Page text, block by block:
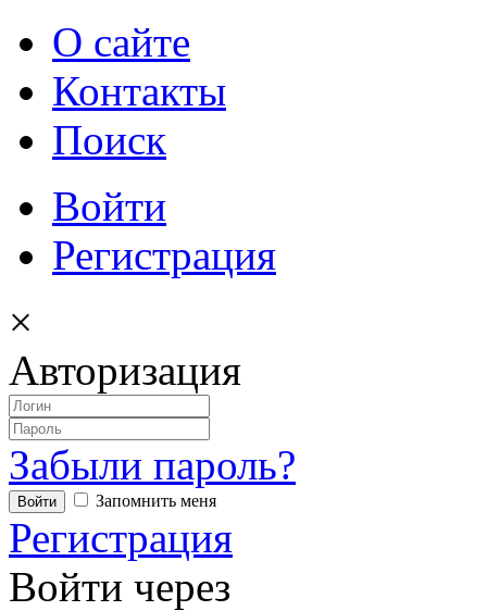
О сайте
Контакты
Поиск
Войти
Регистрация
×
Авторизация
Забыли пароль?
Запомнить меня
Регистрация
Войти через